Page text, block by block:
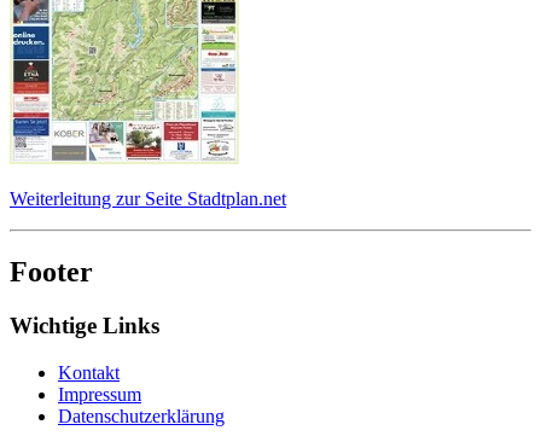
Weiterleitung zur Seite Stadtplan.net
Footer
Wichtige Links
Kontakt
Impressum
Datenschutzerklärung